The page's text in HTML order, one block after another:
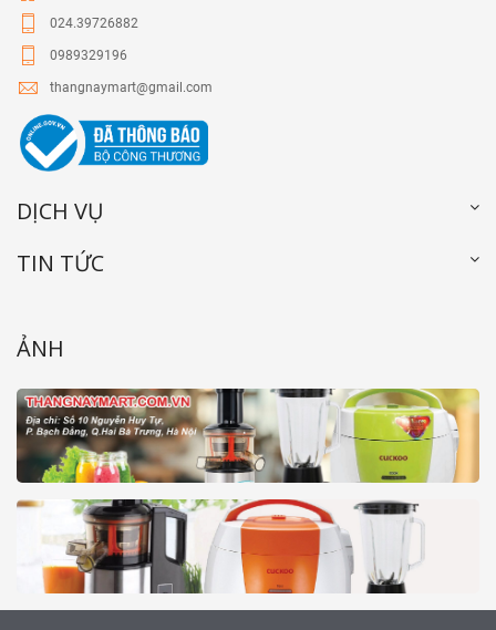
024.39726882
0989329196
thangnaymart@gmail.com
DỊCH VỤ
TIN TỨC
ẢNH